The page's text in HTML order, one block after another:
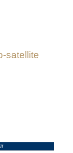
satellite